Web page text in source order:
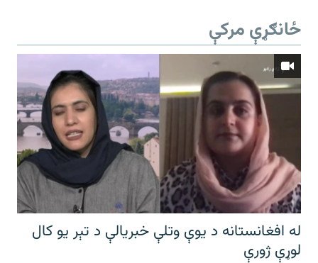
ځانګړې مرکې
له افغانستانه د یوې وتلې خبریالې د تېر يو کال
لوړې ژورې